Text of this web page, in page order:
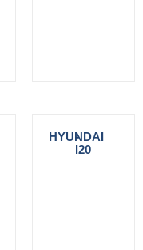
HYUNDAI
-
I20